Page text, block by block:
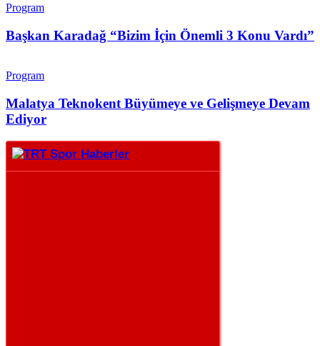
Program
Başkan Karadağ “Bizim İçin Önemli 3 Konu Vardı”
Program
Malatya Teknokent Büyümeye ve Gelişmeye Devam
Ediyor